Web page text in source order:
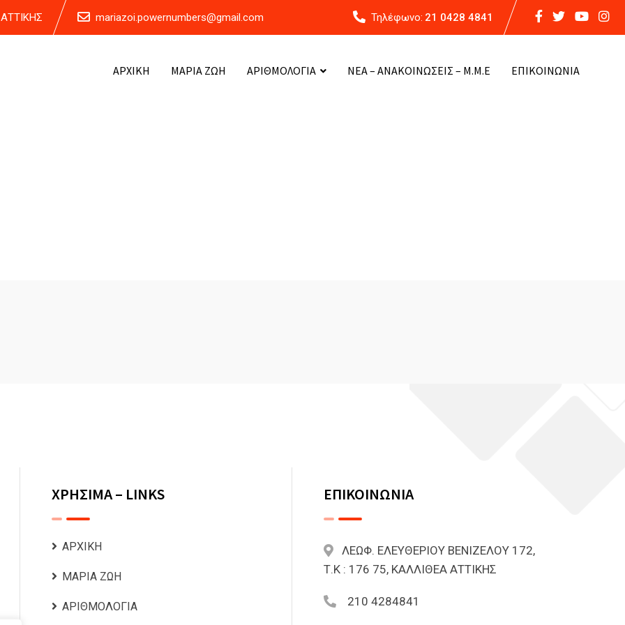
mariazoi.powernumbers@gmail.com Τηλέφωνο: 21 0428 4841
ΑΡΧΙΚΗ ΜΑΡΙΑ ΖΩΗ ΑΡΙΘΜΟΛΟΓΙΑ ΝΕΑ – ΑΝΑΚΟΙΝΩΣΕΙΣ – Μ.Μ.Ε ΕΠΙΚΟΙΝΩΝΙΑ
ΧΡΗΣΙΜΑ – LINKS
ΑΡΧΙΚΗ
ΜΑΡΙΑ ΖΩΗ
ΑΡΙΘΜΟΛΟΓΙΑ
ΕΠΙΚΟΙΝΩΝΙΑ
ΛΕΩΦ. ΕΛΕΥΘΕΡΙΟΥ ΒΕΝΙΖΕΛΟΥ 172,
Τ.Κ : 176 75, ΚΑΛΛΙΘΕΑ ΑΤΤΙΚΗΣ
210 4284841